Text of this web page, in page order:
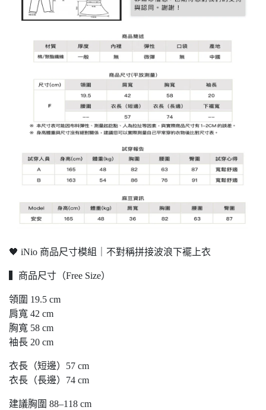
🖤 iNio 商品尺寸模組｜不對稱拼接波浪下襬上衣
▍商品尺寸（Free Size）
領圍 19.5 cm
肩寬 42 cm
胸寬 58 cm
袖長 20 cm
衣長（短邊）57 cm
衣長（長邊）74 cm
建議胸圍 88–118 cm